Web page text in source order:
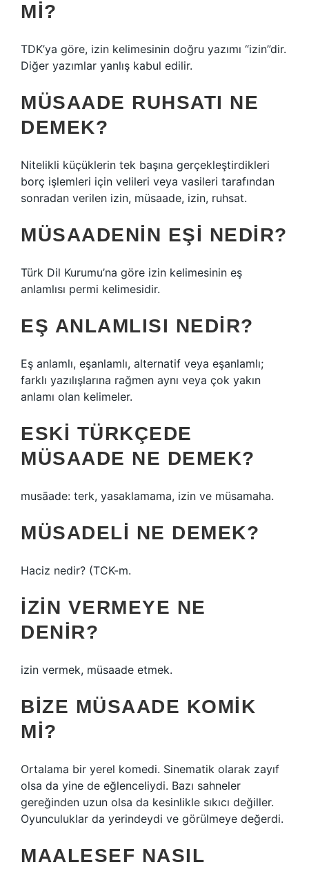
MI?
TDK’ya göre, izin kelimesinin doğru yazımı “izin”dir.
Diğer yazımlar yanlış kabul edilir.
MÜSAADE RUHSATI NE
DEMEK?
Nitelikli küçüklerin tek başına gerçekleştirdikleri
borç işlemleri için velileri veya vasileri tarafından
sonradan verilen izin, müsaade, izin, ruhsat.
MÜSAADENIN EŞI NEDIR?
Türk Dil Kurumu’na göre izin kelimesinin eş
anlamlısı permi kelimesidir.
EŞ ANLAMLISI NEDIR?
Eş anlamlı, eşanlamlı, alternatif veya eşanlamlı;
farklı yazılışlarına rağmen aynı veya çok yakın
anlamı olan kelimeler.
ESKI TÜRKÇEDE
MÜSAADE NE DEMEK?
musāade: terk, yasaklamama, izin ve müsamaha.
MÜSADELI NE DEMEK?
Haciz nedir? (TCK-m.
İZIN VERMEYE NE
DENIR?
izin vermek, müsaade etmek.
BIZE MÜSAADE KOMIK
MI?
Ortalama bir yerel komedi. Sinematik olarak zayıf
olsa da yine de eğlenceliydi. Bazı sahneler
gereğinden uzun olsa da kesinlikle sıkıcı değiller.
Oyunculuklar da yerindeydi ve görülmeye değerdi.
MAALESEF NASIL